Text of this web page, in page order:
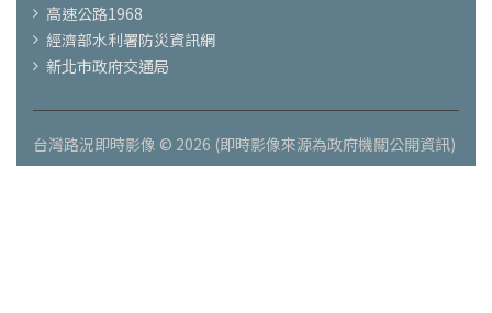
高速公路1968
經濟部水利署防災資訊網
新北市政府交通局
台灣路況即時影像 © 2026 (即時影像來源為政府機關公開資訊)